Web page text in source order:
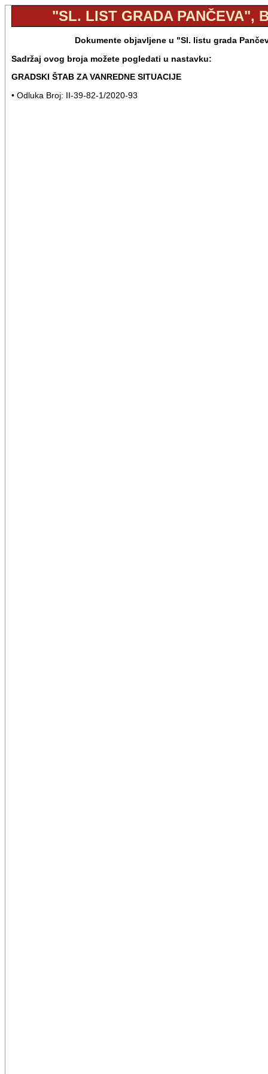
"SL. LIST GRADA PANČEVA",
Dokumente objavljene u "Sl. listu grada
Sadržaj ovog broja možete pogledati u nastavku:
GRADSKI ŠTAB ZA VANREDNE SITUACIJE
• Odluka Broj: II-39-82-1/2020-93